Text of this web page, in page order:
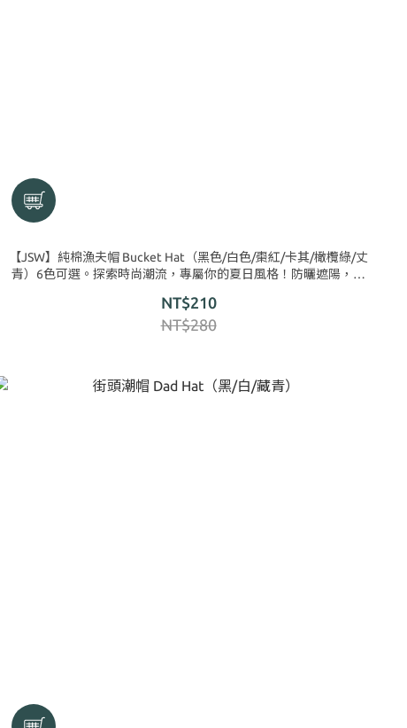
【JSW】純棉漁夫帽 Bucket Hat（黑色/白色/棗紅/卡其/橄欖綠/丈
青）6色可選。探索時尚潮流，專屬你的夏日風格！防曬遮陽，運
NT$210
NT$280